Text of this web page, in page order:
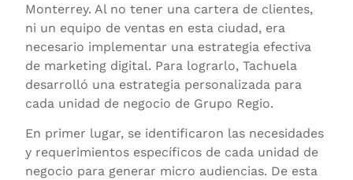
Monterrey. Al no tener una cartera de clientes,
ni un equipo de ventas en esta ciudad, era
necesario implementar una estrategia efectiva
de marketing digital. Para lograrlo, Tachuela
desarrolló una estrategia personalizada para
cada unidad de negocio de Grupo Regio.
En primer lugar, se identificaron las necesidades
y requerimientos específicos de cada unidad de
negocio para generar micro audiencias. De esta